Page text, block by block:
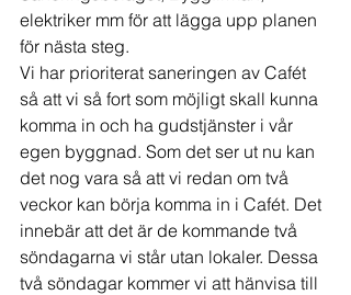
elektriker mm för att lägga upp planen
för nästa steg.
Vi har prioriterat saneringen av Cafét
så att vi så fort som möjligt skall kunna
komma in och ha gudstjänster i vår
egen byggnad. Som det ser ut nu kan
det nog vara så att vi redan om två
veckor kan börja komma in i Cafét. Det
innebär att det är de kommande två
söndagarna vi står utan lokaler. Dessa
två söndagar kommer vi att hänvisa till